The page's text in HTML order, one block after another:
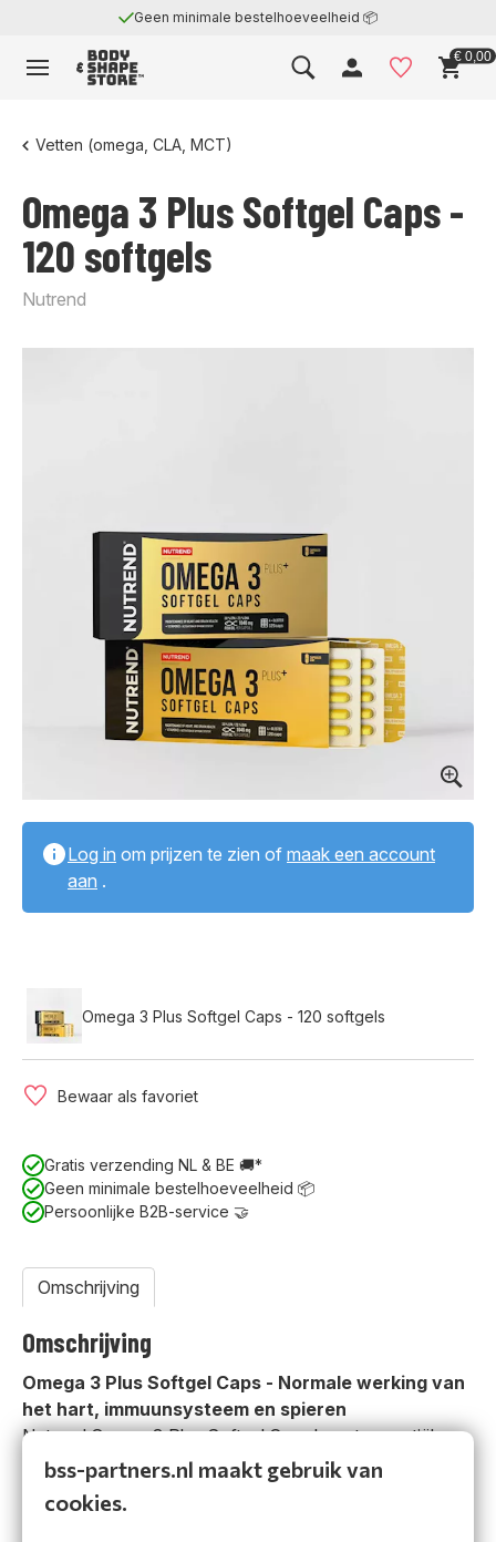
Geen minimale bestelhoeveelheid 📦
€ 0,00
Vetten (omega, CLA, MCT)
Omega 3 Plus Softgel Caps -
120 softgels
Nutrend
Log in om prijzen te zien of maak een account
aan .
Omega 3 Plus Softgel Caps - 120 softgels
Bewaar als favoriet
Gratis verzending NL & BE 🚚*
Geen minimale bestelhoeveelheid 📦
Persoonlijke B2B-service 🤝
Omschrijving
Omschrijving
Omega 3 Plus Softgel Caps - Normale werking van
het hart, immuunsysteem en spieren
Nutrend Omega 3 Plus Softgel Caps bevat essentiële
vetzuren (EFA) afkomstig uit visolie, rijk aan EPA
(Eicosapentaeenzuur) en DHA (Docosahexaeenzuur).
Omdat het menselijk lichaam Omega 3 niet zelf kan
bss-partners.nl maakt gebruik van
cookies.